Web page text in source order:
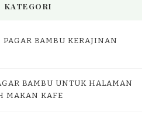
KATEGORI
BAMBU KERAJINAN
BAMBU UNTUK HALAMAN
MAKAN KAFE